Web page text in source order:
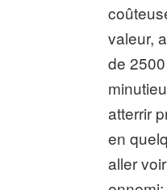
valeur,
de
atterrir
en
aller